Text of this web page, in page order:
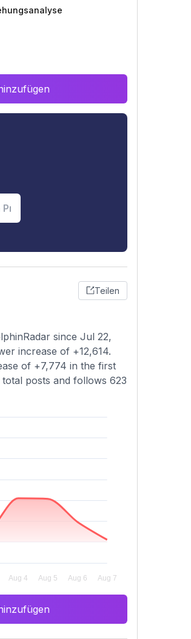
Teilen
since Jul 22,
increase of +12,614.
of +7,774 in the first
posts and follows 623